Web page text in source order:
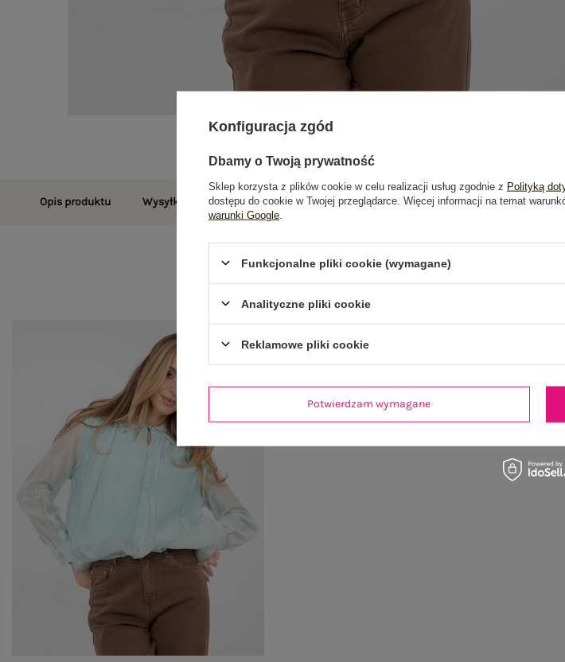
Opis produktu Wysyłka i dostawa Zwroty i reklamacje Opinie o produkcie(0)
Konfiguracja zgód
Dbamy o Twoją prywatność
Sklep korzysta z plików cookie w celu realizacji usług zgodnie z Polityką
dostępu do cookie w Twojej przeglądarce. Więcej informacji na temat
warunki Google
Funkcjonalne pliki cookie (wymagane)
Analityczne pliki cookie
Reklamowe pliki cookie
Potwierdzam wymagane